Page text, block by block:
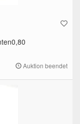
Auktion beendet